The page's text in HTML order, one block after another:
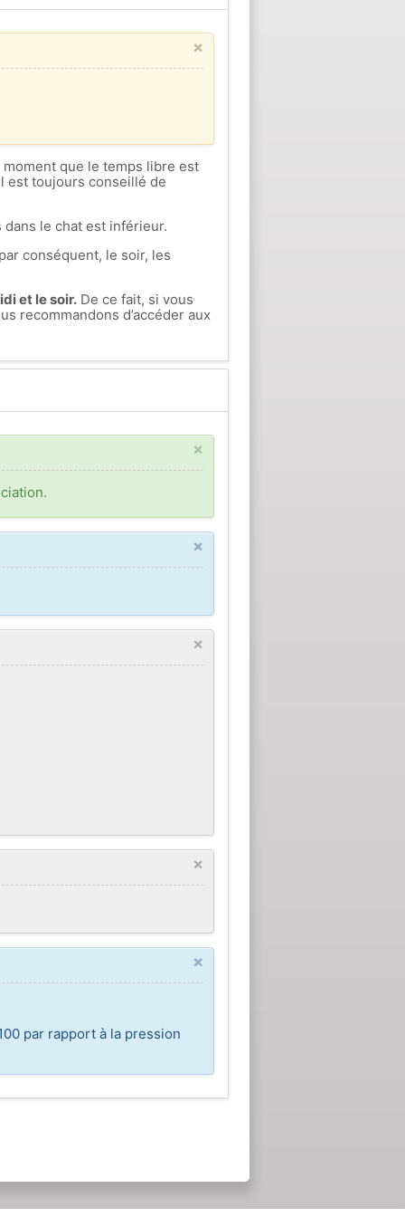
×
moment que le temps libre est
est toujours conseillé de
le chat est inférieur.
conséquent, le soir, les
et le soir.De ce fait, si vous
recommandons d’accéder aux
×
×
×
×
×
par rapport à la pression